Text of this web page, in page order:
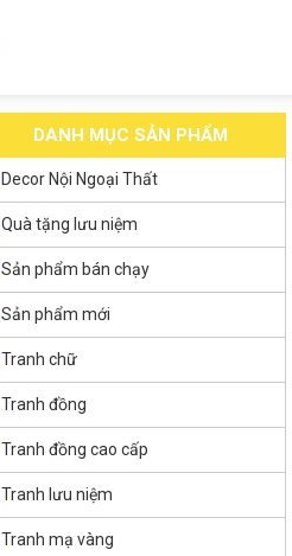
DANH MỤC SẢN PHẨM
Decor Nội Ngoại Thất
Quà tặng lưu niệm
Sản phẩm bán chạy
Sản phẩm mới
Tranh chữ
Tranh đồng
Tranh đồng cao cấp
Tranh lưu niệm
Tranh mạ vàng